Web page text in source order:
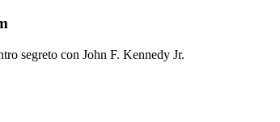
segreto con John F. Kennedy Jr.